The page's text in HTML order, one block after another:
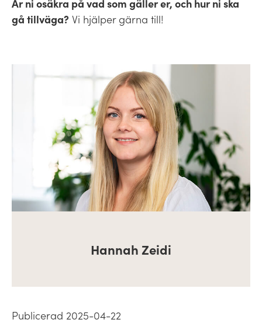
Är ni osäkra på vad som gäller er, och hur ni ska
gå tillväga? Vi hjälper gärna till!
Hannah Zeidi
Publicerad 2025-04-22